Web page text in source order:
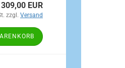
309,00 EUR
zzgl. Versand